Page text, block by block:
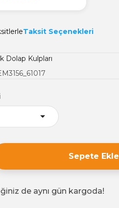
Taksit Seçenekleri
Dolap Kulpları
Sepete Ekle
de aynı gün kargoda!